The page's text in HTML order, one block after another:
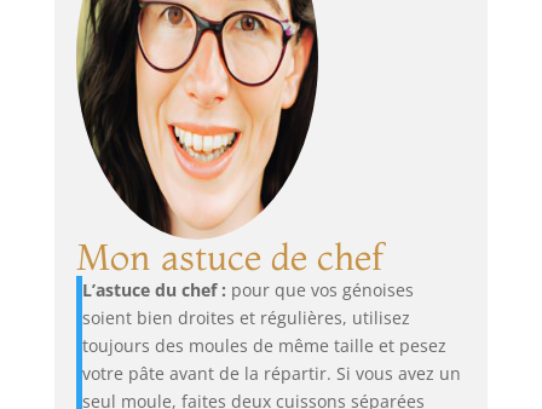
Mon astuce de chef
L’astuce du chef : pour que vos génoises
soient bien droites et régulières, utilisez
toujours des moules de même taille et pesez
votre pâte avant de la répartir. Si vous avez un
seul moule, faites deux cuissons séparées